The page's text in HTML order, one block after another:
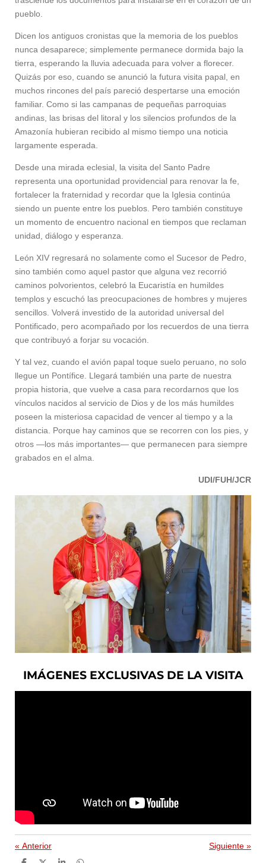
pueblo.
Dicen los antiguos cronistas que la memoria de los pueblos
nunca desaparece; simplemente permanece dormida bajo la
tierra, esperando la lluvia adecuada para volver a florecer.
Quizás por eso, cuando se anunció la futura visita papal, en
muchos rincones del país pareció despertarse una emoción
familiar. Como si las campanas de pequeñas parroquias
andinas, las brisas del litoral y los silencios profundos de la
Amazonía hubieran recibido al mismo tiempo una noticia
largamente esperada.
Desde una mirada eclesial, la visita del Santo Padre
representa una oportunidad providencial para renovar la fe,
fortalecer la fraternidad y recordar que la Iglesia continúa
siendo un puente entre los pueblos. Pero también constituye
un momento de encuentro nacional en tiempos que reclaman
unidad, diálogo y esperanza.
León XIV regresará no solamente como el Sucesor de Pedro,
sino también como aquel pastor que alguna vez recorrió
caminos polvorientos, celebró la Eucaristía en humildes
templos y escuchó las preocupaciones de hombres y mujeres
sencillos. Volverá investido de la autoridad universal del
Pontificado, pero acompañado por los recuerdos de una tierra
que contribuyó a forjar su vocación.
Y tal vez, cuando el avión papal toque suelo peruano, no solo
llegue un Pontífice. Llegará también una parte de nuestra
propia historia, que vuelve a casa para recordarnos que los
vínculos nacidos al servicio de Dios y de los más humildes
poseen la misteriosa capacidad de vencer al tiempo y a la
distancia. Porque hay caminos que se recorren con los pies, y
otros —los más importantes— que permanecen para siempre
grabados en el alma.
UDI/FUH/JCR
IMÁGENES EXCLUSIVAS DE LA VISITA
« Anterior Siguiente »